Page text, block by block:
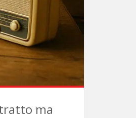
ma